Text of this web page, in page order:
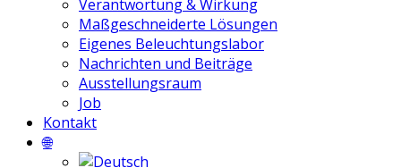
Verantwortung & Wirkung
Maßgeschneiderte Lösungen
Eigenes Beleuchtungslabor
Nachrichten und Beiträge
Ausstellungsraum
Job
Kontakt
🌐